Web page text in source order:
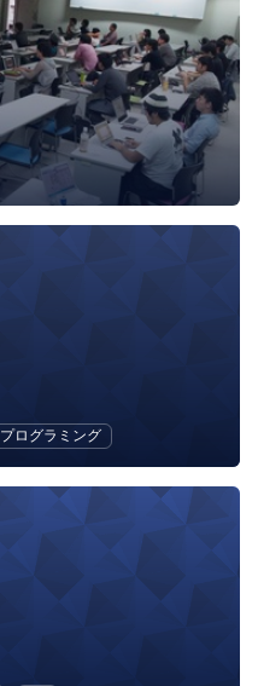
プログラミング